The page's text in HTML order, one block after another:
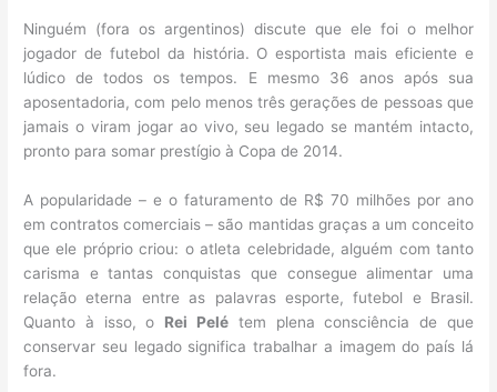
Ninguém (fora os argentinos) discute que ele foi o melhor
jogador de futebol da história. O esportista mais eficiente e
lúdico de todos os tempos. E mesmo 36 anos após sua
aposentadoria, com pelo menos três gerações de pessoas que
jamais o viram jogar ao vivo, seu legado se mantém intacto,
pronto para somar prestígio à Copa de 2014.
A popularidade – e o faturamento de R$ 70 milhões por ano
em contratos comerciais – são mantidas graças a um conceito
que ele próprio criou: o atleta celebridade, alguém com tanto
carisma e tantas conquistas que consegue alimentar uma
relação eterna entre as palavras esporte, futebol e Brasil.
Quanto à isso, o Rei Pelé tem plena consciência de que
conservar seu legado significa trabalhar a imagem do país lá
fora.